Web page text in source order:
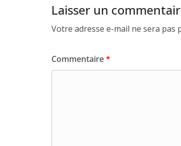
Laisser un
Votre adresse e-mail ne sera pas
Commentaire*